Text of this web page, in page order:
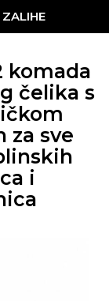
komada
čelika s
za sve
i